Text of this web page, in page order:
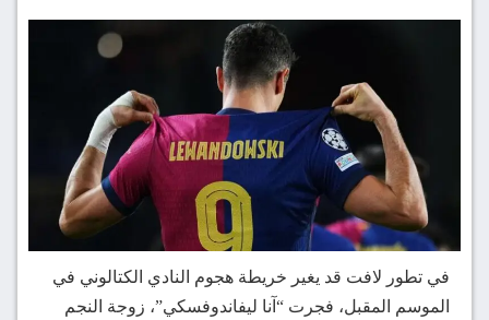
في تطور لافت قد يغير خريطة هجوم النادي الكتالوني في
الموسم المقبل، فجرت “آنا ليفاندوفسكي”، زوجة النجم